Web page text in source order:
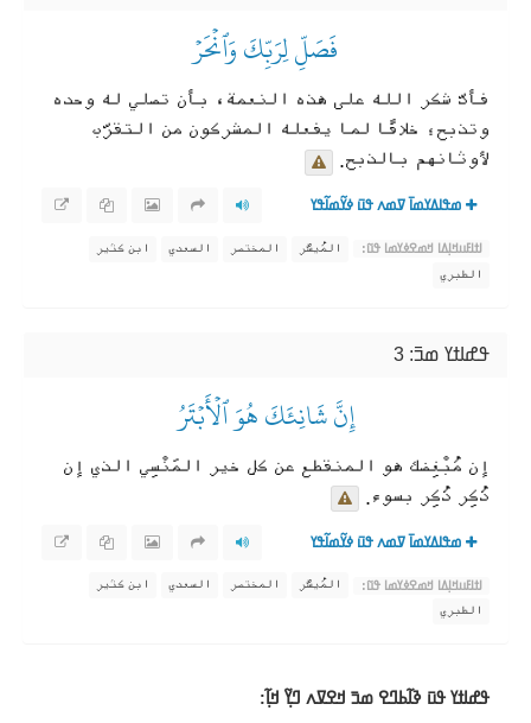
فَصَلِّ لِرَبِّكَ وَٱنۡحَرۡ
فأدّ شكر الله على هذه النعمة، بأن تصلي له وحده
وتذبح؛ خلافًا لما يفعله المشركون من التقرّب
لأوثانهم بالذبح.
ߘߟߊߡߌߘߊ߫ ߜߘߍ ߟߎ߫ ߦߌ߬ߘߊ߬ߟߌ
ߊߙߊߓߎߞߊ߲ߡߊ ߞߘߐߦߌߘߊ ߟߎ߬: المُيسَّر المختصر السعدي
ابن كثير
الطبري
ߟߝߊߙߌ ߘߏ߫: 3
إِنَّ شَانِئَكَ هُوَ ٱلۡأَبۡتَرُ
إن مُبْغِضك هو المنقطع عن كل خير المَنْسِي الذي إن
ذُكِر ذُكِر بسوء.
ߘߟߊߡߌߘߊ߫ ߜߘߍ ߟߎ߫ ߦߌ߬ߘߊ߬ߟߌ
ߊߙߊߓߎߞߊ߲ߡߊ ߞߘߐߦߌߘߊ ߟߎ߬: المُيسَّر المختصر السعدي
ابن كثير
الطبري
ߟߝߊߙߌ ߟߎ߫ ߢߊ߬ߕߣߐ ߘߏ߫ ߞߐߜߍ ߣߌ߲߬ ߞߊ߲߬: